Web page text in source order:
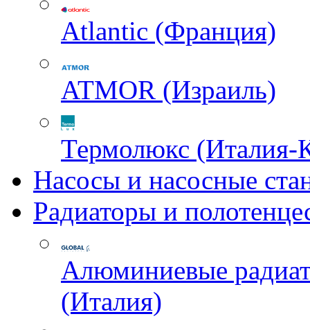
Atlantic (Франция)
ATMOR (Израиль)
Термолюкс (Италия-
Насосы и насосные
Радиаторы и
Алюминиевые
(Италия)